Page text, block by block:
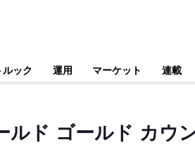
ルック 運用 マーケット 連載
ルド ゴールド カウ